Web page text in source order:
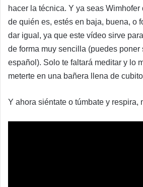
hacer la técnica. Y ya seas
de quién es, estés en baja, buena, o
dar igual, ya que este vídeo sirve
de forma muy sencilla (puedes poner
español). Solo te faltará meditar y lo
meterte en una bañera llena de
Y ahora siéntate o túmbate y respira,